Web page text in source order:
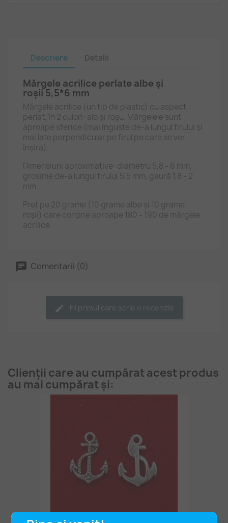
Descriere Detalii
Mărgele acrilice perlate albe și
roșii 5,5*6 mm
Mărgele acrilice (un tip de plastic) cu aspect
perlat, în 2 culori: alb și roșu. Mărgelele sunt
aproape sferice (mai înguste de-a lungul firului și
mai late perpendicular pe firul pe care se vor
înșira).
Dimensiuni aproximative: diametru 5,8 - 6 mm,
grosime de-a lungul firului 5,5 mm, gaură 1,8 - 2
mm.
Preț pe 20 grame (10 grame albe și 10 grame
roșii) care conține aproape 180 - 190 de mărgele
acrilice.
Comentarii (0)
Fii primul care scrie o recenzie
Clienții care au cumpărat acest produs
au mai cumpărat și: